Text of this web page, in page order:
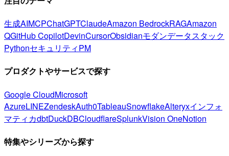
生成AIMCPChatGPTClaudeAmazon BedrockRAGAmazon
QGitHub CopilotDevinCursorObsidianモダンデータスタック
PythonセキュリティPM
プロダクトやサービスで探す
Google CloudMicrosoft
AzureLINEZendeskAuth0TableauSnowflakeAlteryxインフォ
マティカdbtDuckDBCloudflareSplunkVision OneNotion
特集やシリーズから探す